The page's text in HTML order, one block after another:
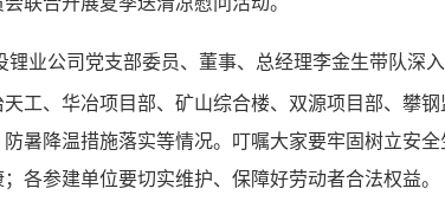
锂业公司 党支部委员、董事、总经理李金生带队深入
工、华冶项目部、矿山综合楼、双源项目部、攀
暑降温措施落实等情况。叮嘱大家要牢固树立安
各参建单位要切实维护、保障好劳动者合法权益。